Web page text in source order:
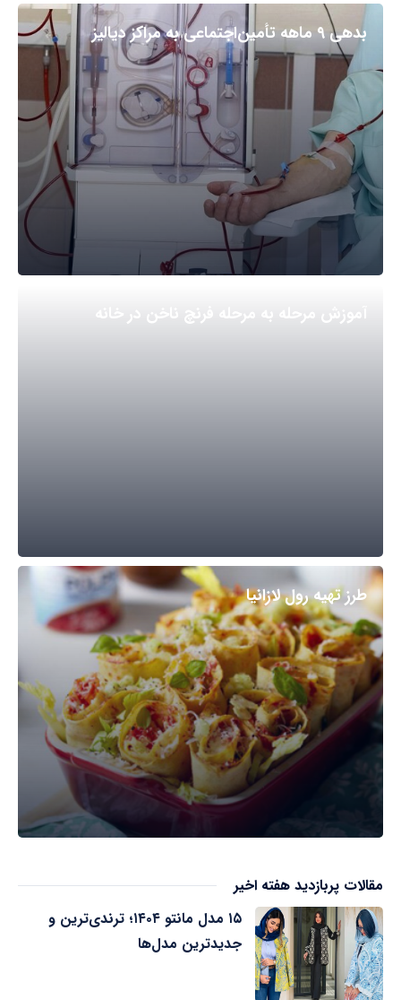
بدهی ۹ ماهه تأمین‌اجتماعی به مراکز دیالیز
آموزش مرحله به مرحله فرنچ ناخن در خانه
طرز تهیه رول لازانیا
مقالات پربازدید هفته اخیر
۱۵ مدل مانتو ۱۴۰۴؛ ترندی‌ترین و
جدیدترین مدل‌ها